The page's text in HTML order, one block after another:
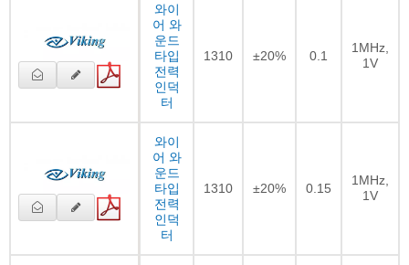
와이
어 와
운드
타입
전력
인덕
터
1310 ±20% 0.1
1MHz,
1V
와이
어 와
운드
타입
전력
인덕
터
1310 ±20% 0.15
1MHz,
1V